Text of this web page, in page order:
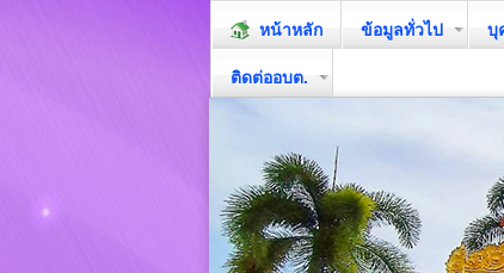
หน้าหลัก ข้อมูลทั่วไป บุ
ติดต่ออบต.